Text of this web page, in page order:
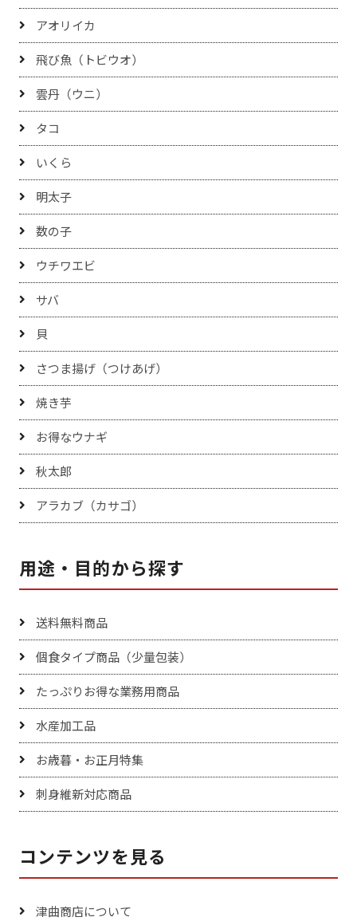
アオリイカ
飛び魚（トビウオ）
雲丹（ウニ）
タコ
いくら
明太子
数の子
ウチワエビ
サバ
貝
さつま揚げ（つけあげ）
焼き芋
お得なウナギ
秋太郎
アラカブ（カサゴ）
用途・目的から探す
送料無料商品
個食タイプ商品（少量包装）
たっぷりお得な業務用商品
水産加工品
お歳暮・お正月特集
刺身維新対応商品
コンテンツを見る
津曲商店について